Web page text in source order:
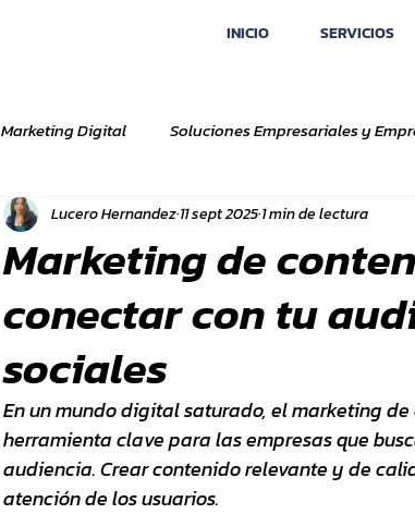
INICIO SERVICIOS
Marketing Digital Soluciones Empresariales y
Marketing de
conectar con tu
sociales
Lucero Hernandez11 sept 20251 min de lectura
En un mundo digital saturado, el marketing
herramienta clave para las empresas que
audiencia. Crear contenido relevante y de
atención de los usuarios.